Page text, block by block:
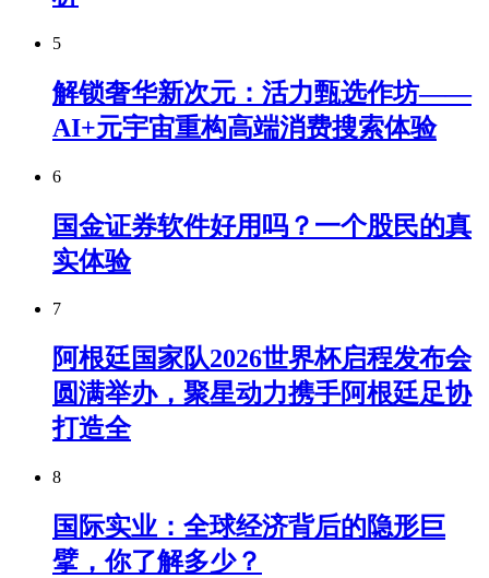
5
解锁奢华新次元：活力甄选作坊——
AI+元宇宙重构高端消费搜索体验
6
国金证券软件好用吗？一个股民的真
实体验
7
阿根廷国家队2026世界杯启程发布会
圆满举办，聚星动力携手阿根廷足协
打造全
8
国际实业：全球经济背后的隐形巨
擘，你了解多少？